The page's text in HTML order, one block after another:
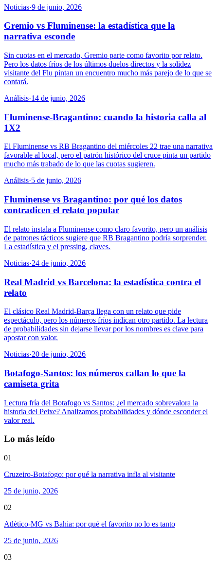
Noticias·9 de junio, 2026
Gremio vs Fluminense: la estadística que la
narrativa esconde
Sin cuotas en el mercado, Gremio parte como favorito por relato.
Pero los datos fríos de los últimos duelos directos y la solidez
visitante del Flu pintan un encuentro mucho más parejo de lo que se
contará.
Análisis·14 de junio, 2026
Fluminense-Bragantino: cuando la historia calla al
1X2
El Fluminense vs RB Bragantino del miércoles 22 trae una narrativa
favorable al local, pero el patrón histórico del cruce pinta un partido
mucho más trabado de lo que las cuotas sugieren.
Análisis·5 de junio, 2026
Fluminense vs Bragantino: por qué los datos
contradicen el relato popular
El relato instala a Fluminense como claro favorito, pero un análisis
de patrones tácticos sugiere que RB Bragantino podría sorprender.
La estadística y el pressing, claves.
Noticias·24 de junio, 2026
Real Madrid vs Barcelona: la estadística contra el
relato
El clásico Real Madrid-Barça llega con un relato que pide
espectáculo, pero los números fríos indican otro partido. La lectura
de probabilidades sin dejarse llevar por los nombres es clave para
apostar con valor.
Noticias·20 de junio, 2026
Botafogo-Santos: los números callan lo que la
camiseta grita
Lectura fría del Botafogo vs Santos: ¿el mercado sobrevalora la
historia del Peixe? Analizamos probabilidades y dónde esconder el
valor real.
Lo más leído
01
Cruzeiro-Botafogo: por qué la narrativa infla al visitante
25 de junio, 2026
02
Atlético-MG vs Bahia: por qué el favorito no lo es tanto
25 de junio, 2026
03